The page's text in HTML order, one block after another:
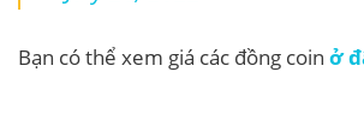
Bạn có thể xem giá các đồng coin ở